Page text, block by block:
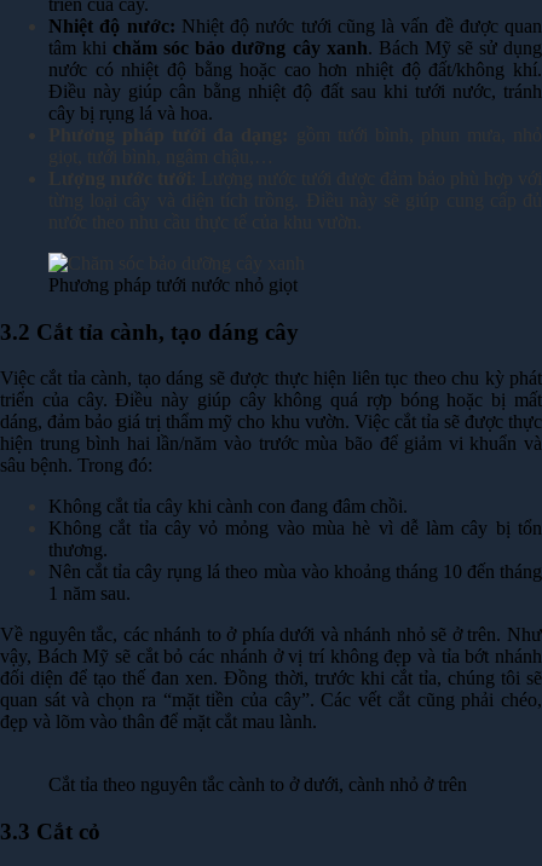
triển của cây.
Nhiệt độ nước: Nhiệt độ nước tưới cũng là vấn đề được quan
tâm khichăm sóc bảo dưỡng cây xanh. Bách Mỹ sẽ sử dụng
nước có nhiệt độ bằng hoặc cao hơn nhiệt độ đất/không khí.
Điều này giúp cân bằng nhiệt độ đất sau khi tưới nước, tránh
cây bị rụng lá và hoa.
Phương pháp tưới nước nhỏ giọt
3.2 Cắt tỉa cành, tạo dáng cây
Việc cắt tỉa cành, tạo dáng sẽ được thực hiện liên tục theo chu kỳ phát
triển của cây. Điều này giúp cây không quá rợp bóng hoặc bị mất
dáng, đảm bảo giá trị thẩm mỹ cho khu vườn. Việc cắt tỉa sẽ được thực
hiện trung bình hai lần/năm vào trước mùa bão để giảm vi khuẩn và
sâu bệnh. Trong đó:
Không cắt tỉa cây khi cành con đang đâm chồi.
Không cắt tỉa cây vỏ mỏng vào mùa hè vì dễ làm cây bị tổn
thương.
Nên cắt tỉa cây rụng lá theo mùa vào khoảng tháng 10 đến tháng
1 năm sau.
Về nguyên tắc, các nhánh to ở phía dưới và nhánh nhỏ sẽ ở trên. Như
vậy, Bách Mỹ sẽ cắt bỏ các nhánh ở vị trí không đẹp và tỉa bớt nhánh
đối diện để tạo thế đan xen. Đồng thời, trước khi cắt tỉa, chúng tôi sẽ
quan sát và chọn ra “mặt tiền của cây”. Các vết cắt cũng phải chéo,
đẹp và lõm vào thân để mặt cắt mau lành.
Cắt tỉa theo nguyên tắc cành to ở dưới, cành nhỏ ở trên
3.3 Cắt cỏ